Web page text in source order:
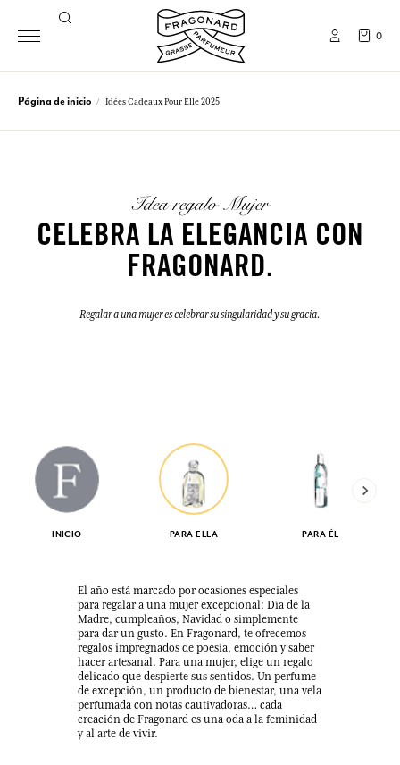
0
Página de inicio Idées Cadeaux Pour Elle 2025
Idea regalo Mujer
CELEBRA LA ELEGANCIA CON
FRAGONARD.
Regalar a una mujer es celebrar su singularidad y su gracia.
INICIO PARA ELLA PARA ÉL
El año está marcado por ocasiones especiales
para regalar a una mujer excepcional: Día de la
Madre, cumpleaños, Navidad o simplemente
para dar un gusto. En Fragonard, te ofrecemos
regalos impregnados de poesía, emoción y saber
hacer artesanal. Para una mujer, elige un regalo
delicado que despierte sus sentidos. Un perfume
de excepción, un producto de bienestar, una vela
perfumada con notas cautivadoras… cada
creación de Fragonard es una oda a la feminidad
y al arte de vivir.